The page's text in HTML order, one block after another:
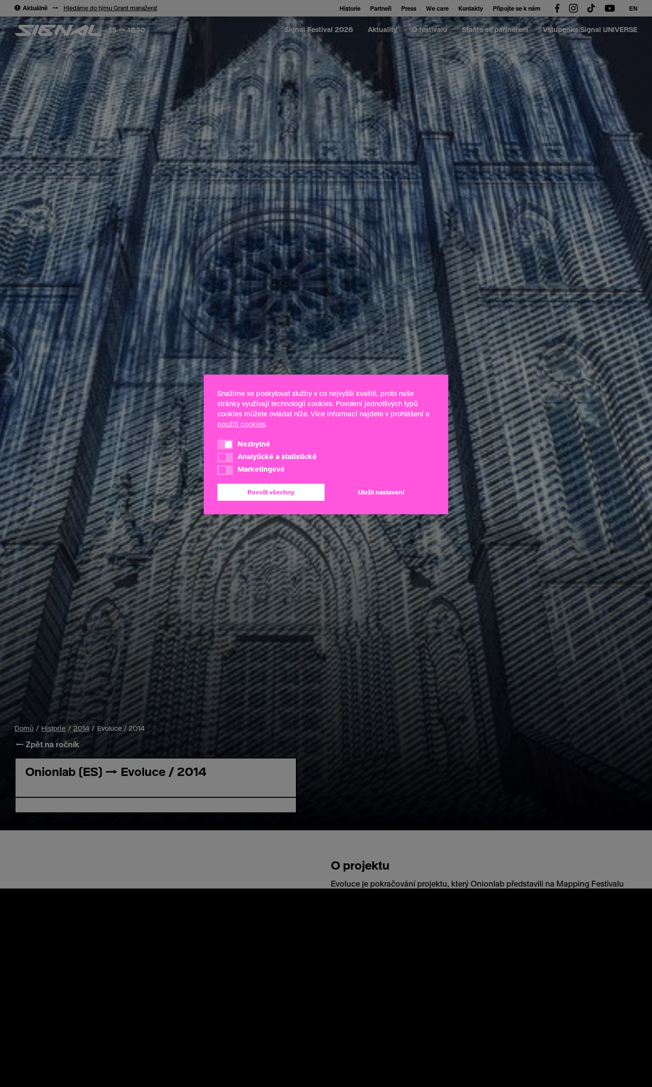
Aktuálně → Hledáme do týmu Grant manažera!
Historie
Partneři Press We care Kontakty Připojte se k nám EN
15 → 18 10 Signal Festival 2026 Aktuality O festivalu Staňte se partnerem Vstupenka Signal UNIVERSE
Domů Historie 2014 Evoluce / 2014
← Zpět na ročník
Onionlab (ES) → Evoluce / 2014
O projektu
Evoluce je pokračování projektu, který Onionlab představili na Mapping Festivalu
Snažíme se poskytovat služby v co nejvyšší kvalitě, proto naše
stránky využívají technologii cookies. Povolení jednotlivých typů
cookies můžete ovládat níže. Více informací najdete v prohlášení o
použití cookies
NezbytnéNezbytné
Analytické a statistické
Analytické a statistické
Marketingové
Marketingové
Povolit všechny Uložit nastavení